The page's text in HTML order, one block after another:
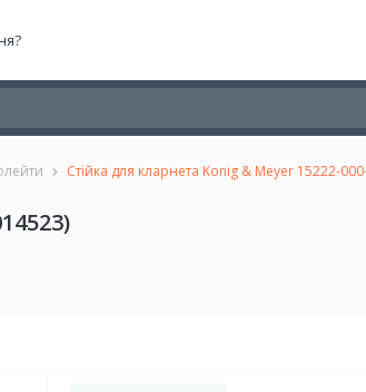
Стійка для кларнета Konig & Meyer 15222-